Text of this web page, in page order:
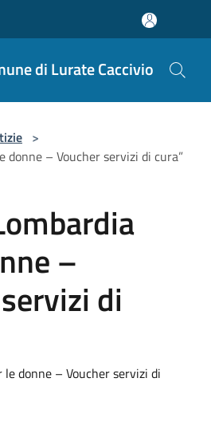
di Lurate Caccivio
>
donne – Voucher servizi di cura”
–
di
le donne – Voucher servizi di